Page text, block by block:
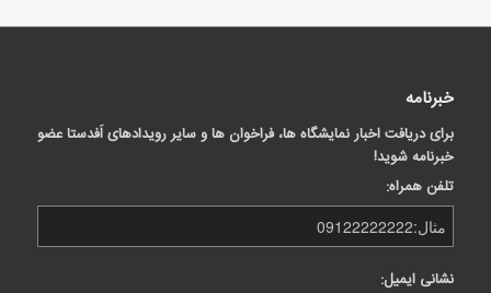
خبرنامه
برای دریافت اخبار نمایشگاه ها، فراخوان ها و سایر رویدادهای اَفدستا عضو
خبرنامه شوید!
تلفن همراه:
نشانی ایمیل: